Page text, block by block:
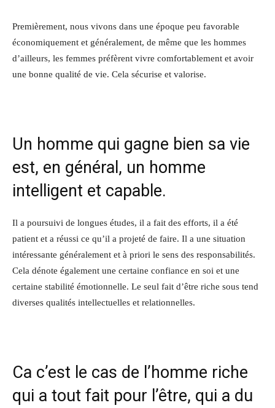
Premièrement, nous vivons dans une époque peu favorable
économiquement et généralement, de même que les hommes
d’ailleurs, les femmes préfèrent vivre comfortablement et avoir
une bonne qualité de vie. Cela sécurise et valorise.
Un homme qui gagne bien sa vie
est, en général, un homme
intelligent et capable.
Il a poursuivi de longues études, il a fait des efforts, il a été
patient et a réussi ce qu’il a projeté de faire. Il a une situation
intéressante généralement et à priori le sens des responsabilités.
Cela dénote également une certaine confiance en soi et une
certaine stabilité émotionnelle. Le seul fait d’être riche sous tend
diverses qualités intellectuelles et relationnelles.
Ca c’est le cas de l’homme riche
qui a tout fait pour l’être, qui a du